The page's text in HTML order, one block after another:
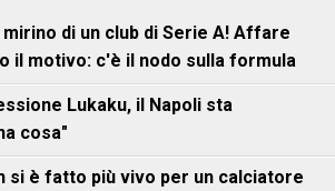
mirino di un club di Serie A! Affare
il motivo: c'è il nodo sulla formula
Lukaku, il Napoli sta
cosa"
si è fatto più vivo per un calciatore